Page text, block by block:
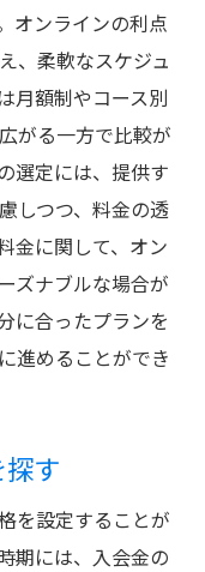
オンラインの利点
、柔軟なスケジュ
月額制やコース別
がる一方で比較が
選定には、提供す
しつつ、料金の透
金に関して、オン
ズナブルな場合が
に合ったプランを
進めることができ
探す
を設定することが
期には、入会金の